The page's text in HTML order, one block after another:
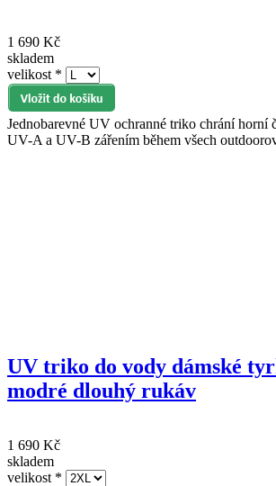
1 690 Kč
skladem
velikost *
Jednobarevné UV ochranné triko chrání horní
UV-A a UV-B zářením během všech
UV triko do vody dámské
modré dlouhý rukáv
1 690 Kč
skladem
velikost *